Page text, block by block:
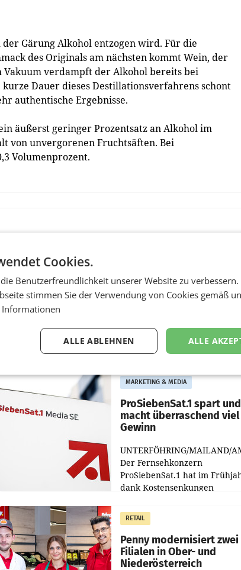
Gärung Alkohol entzogen wird. Für die
des Originals am nächsten kommt Wein, der
verdampft der Alkohol bereits bei
Dauer dieses Destillationsverfahrens schont
authentische Ergebnisse.
äußerst geringer Prozentsatz an Alkohol im
von unvergorenen Fruchtsäften. Bei
Volumenprozent.
MARKETING & MEDIA
ProSiebenSat.1 spart und
macht überraschend viel
Gewinn
UNTERFÖHRING/MAILAND/
Der Fernsehkonzern
ProSiebenSat.1 hat im
dank Kostensenkungen
gemacht und die
Markterwartung deutlich
übertroffen.
RETAIL
Penny modernisiert zwei
Filialen in Ober- und
Niederösterreich
Cookies.
Benutzerfreundlichkeit unserer Website zu
stimmen Sie der Verwendung von Cookies gemäß
Informationen
ALLE
ALLE ABLEHNEN